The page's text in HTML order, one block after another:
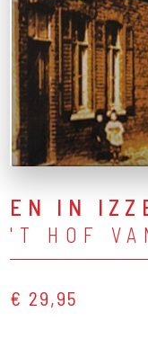
EN IN
'T HOF
€ 29,95